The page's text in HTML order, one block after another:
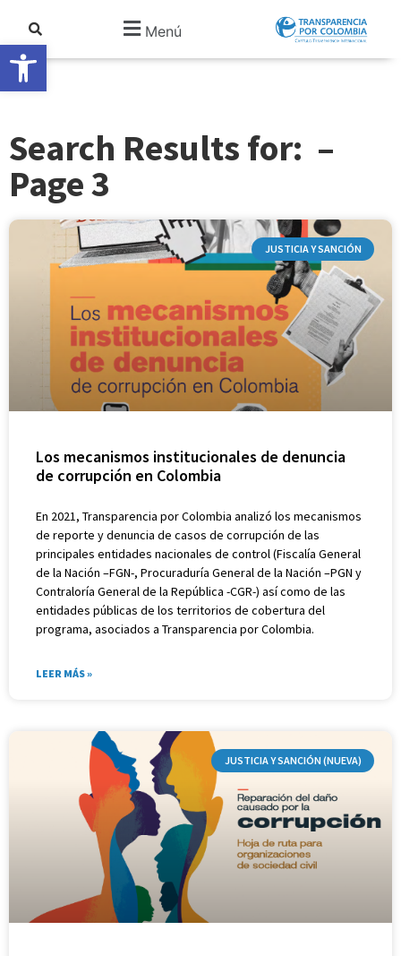
Abrir barra de herramientas
Menú
Search Results for: –
Page 3
JUSTICIA Y SANCIÓN
Los mecanismos institucionales de denuncia
de corrupción en Colombia
En 2021, Transparencia por Colombia analizó los mecanismos
de reporte y denuncia de casos de corrupción de las
principales entidades nacionales de control (Fiscalía General
de la Nación –FGN-, Procuraduría General de la Nación –PGN y
Contraloría General de la República -CGR-) así como de las
entidades públicas de los territorios de cobertura del
programa, asociados a Transparencia por Colombia.
LEER MÁS »
JUSTICIA Y SANCIÓN (NUEVA)